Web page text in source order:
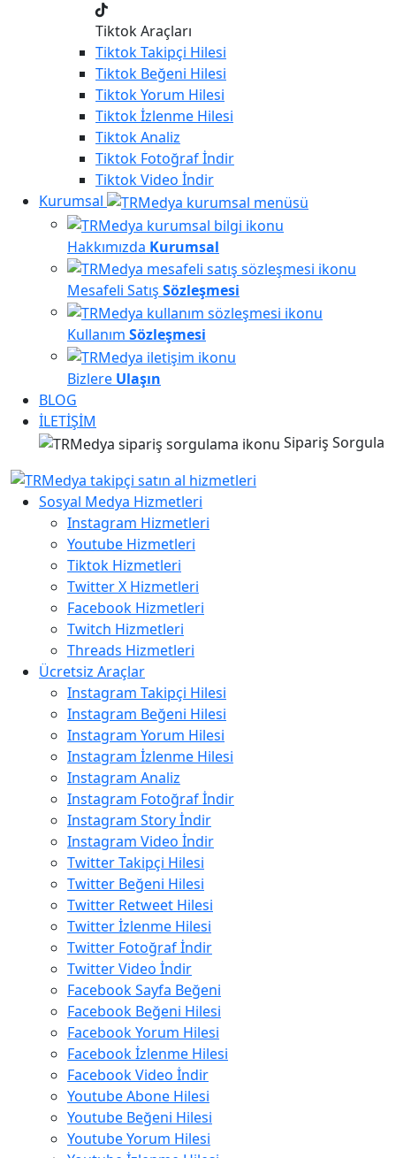
Tiktok Araçları
TiktokTakipçi Hilesi
Tiktok Beğeni Hilesi
TiktokYorum Hilesi
Tiktokİzlenme Hilesi
TiktokAnaliz
Tiktok Fotoğraf İndir
TiktokVideo İndir
Kurumsal
Hakkımızda Kurumsal
Mesafeli Satış Sözleşmesi
Kullanım Sözleşmesi
Bizlere Ulaşın
BLOG
İLETİŞİM
Sipariş Sorgula
Sosyal Medya Hizmetleri
Instagram Hizmetleri
Youtube Hizmetleri
Tiktok Hizmetleri
Twitter X Hizmetleri
Facebook Hizmetleri
Twitch Hizmetleri
Threads Hizmetleri
Ücretsiz Araçlar
Instagram Takipçi Hilesi
Instagram Beğeni Hilesi
Instagram Yorum Hilesi
Instagram İzlenme Hilesi
Instagram Analiz
Instagram Fotoğraf İndir
Instagram Story İndir
Instagram Video İndir
Twitter Takipçi Hilesi
Twitter Beğeni Hilesi
Twitter Retweet Hilesi
Twitter İzlenme Hilesi
Twitter Fotoğraf İndir
Twitter Video İndir
Facebook Sayfa Beğeni
Facebook Beğeni Hilesi
Facebook Yorum Hilesi
Facebook İzlenme Hilesi
Facebook Video İndir
Youtube Abone Hilesi
Youtube Beğeni Hilesi
Youtube Yorum Hilesi